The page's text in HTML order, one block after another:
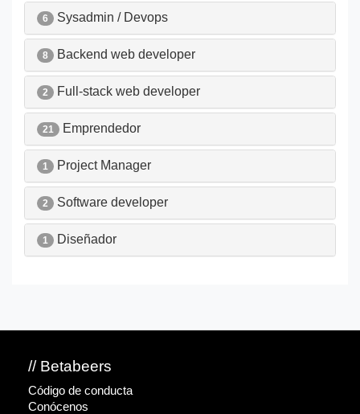
6 Sysadmin / Devops
8 Backend web developer
2 Full-stack web developer
21 Emprendedor
1 Project Manager
2 Software developer
1 Diseñador
// Betabeers
Código de conducta
Conócenos